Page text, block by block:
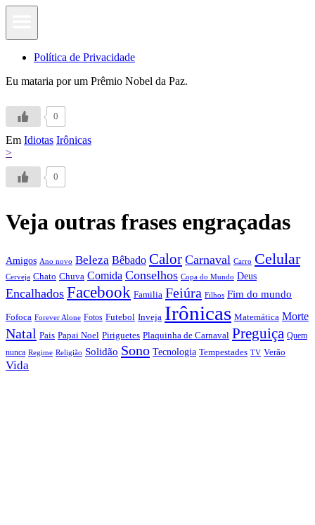
Política de Privacidade
Eu mataria por um Prêmio Nobel da Paz.
0
Em Idiotas Irônicas
>
0
Veja outras frases engraçadas
Amigos Ano novo Beleza Bêbado Calor Carnaval Carro Celular
Cerveja Chato Chuva Comida Conselhos Copa do Mundo Deus
Encalhados Facebook Familia Feiúra Filhos Fim do mundo
Fofoca Forever Alone Fotos Futebol Inveja Irônicas Matemática Morte
Natal Pais Papai Noel Piriguetes Plaquinha de Carnaval Preguiça Quem
nunca Regime Religião Solidão Sono Tecnologia Tempestades TV Verão
Vida